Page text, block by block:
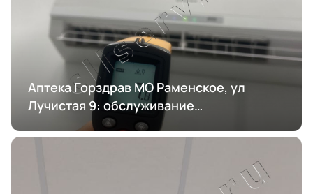
Аптека Горздрав МО Раменское, ул
Лучистая 9: обслуживание
кондиционирования